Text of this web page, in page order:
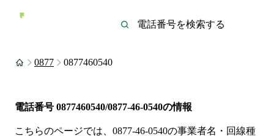
0877 0877460540
電話番号 0877460540/0877-46-0540の情報
こちらのページでは、 0877-46-0540の事業者名・回線種